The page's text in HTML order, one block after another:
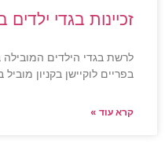
זכיינות בגדי ילדים
לרשת בגדי הילדים המובילה
בפריים לוקיישן בקניון
קרא עוד »